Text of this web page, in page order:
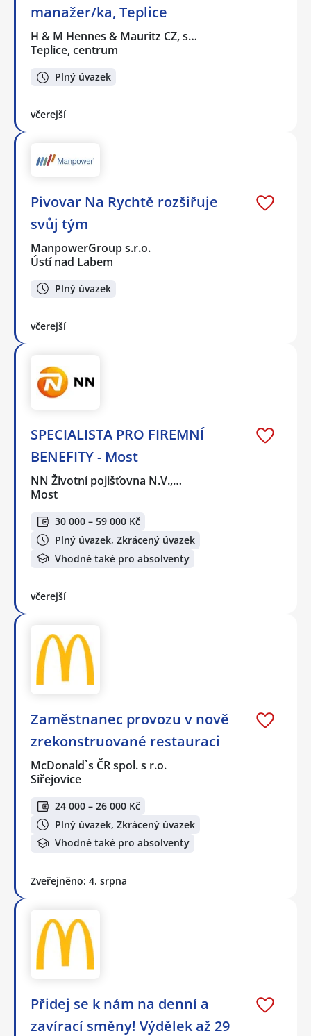
manažer/ka, Teplice
H & M Hennes & Mauritz CZ, s…
Teplice, centrum
Plný úvazek
včerejší
Pivovar Na Rychtě rozšiřuje
svůj tým
ManpowerGroup s.r.o.
Ústí nad Labem
Plný úvazek
včerejší
SPECIALISTA PRO FIREMNÍ
BENEFITY - Most
NN Životní pojišťovna N.V.,…
Most
30 000 – 59 000 Kč
Plný úvazek, Zkrácený úvazek
Vhodné také pro absolventy
včerejší
Zaměstnanec provozu v nově
zrekonstruované restauraci
McDonald`s ČR spol. s r.o.
Siřejovice
24 000 – 26 000 Kč
Plný úvazek, Zkrácený úvazek
Vhodné také pro absolventy
Zveřejněno: 4. srpna
Přidej se k nám na denní a
zavírací směny! Výdělek až 29